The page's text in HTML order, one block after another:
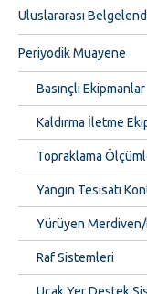
Uluslararası
Periyodik Muayene
Basınçlı Ekipmanlar
Kaldırma İletme
Topraklama
Yangın Tesisatı
Yürüyen
Raf Sistemleri